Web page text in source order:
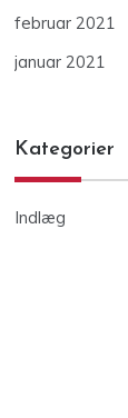
februar 2021
januar 2021
Kategorier
Indlæg